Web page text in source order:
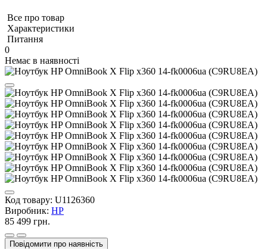
Все про товар
Характеристики
Питання
0
Немає в наявності
Код товару: U1126360
Виробник: HP
85 499 грн.
Повідомити про наявність